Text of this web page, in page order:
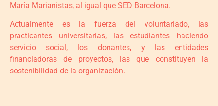
María Marianistas, al igual que SED Barcelona.
Actualmente es la fuerza del voluntariado, las
practicantes universitarias, las estudiantes haciendo
servicio social, los donantes, y las entidades
financiadoras de proyectos, las que constituyen la
sostenibilidad de la organización.